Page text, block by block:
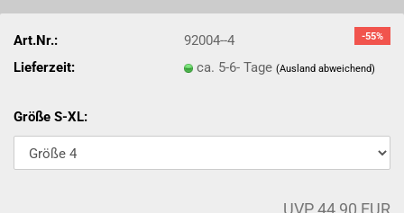
-55%
Art.Nr.:
92004--4
Lieferzeit:
ca. 5-6- Tage(Ausland abweichend)
Größe S-XL:
UVP 44,90 EUR